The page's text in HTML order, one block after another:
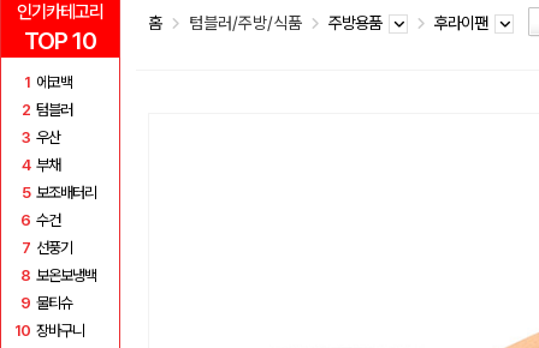
인기카테고리
TOP 10
1 에코백
2 텀블러
3 우산
4 부채
5 보조배터리
6 수건
7 선풍기
8 보온보냉백
9 물티슈
10 장바구니
홈 텀블러/주방/식품 주방용품 후라이팬